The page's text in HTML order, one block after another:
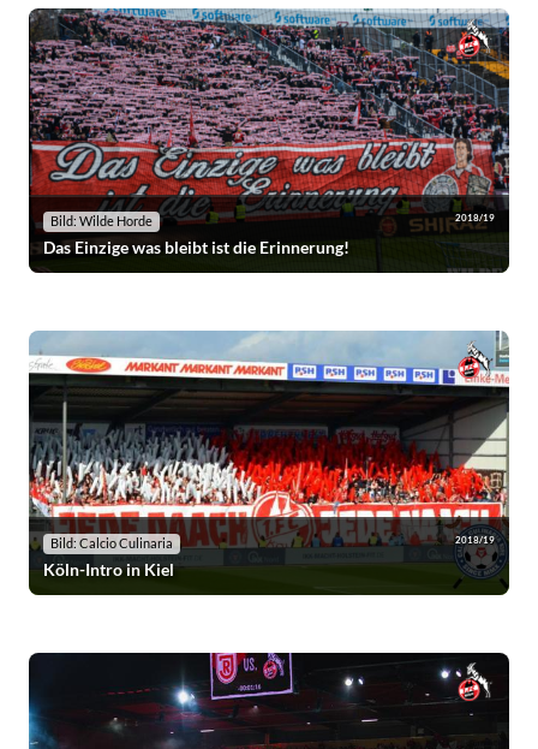
Bild: Wilde Horde 2018/19
Das Einzige was bleibt ist die Erinnerung!
Bild: Calcio Culinaria 2018/19
Köln-Intro in Kiel